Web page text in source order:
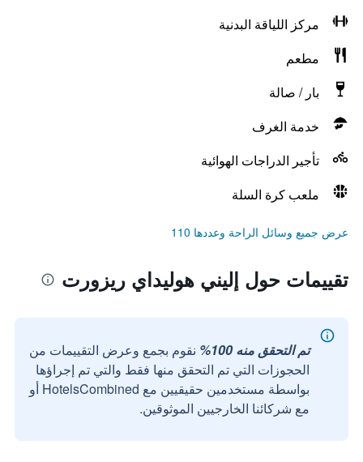
مركز اللياقة البدنية
مطعم
بار / صالة
خدمة الغرف
تأجير الدراجات الهوائية
ملعب كرة السلة
عرض جميع وسائل الراحة وعددها 110
تقييمات حول إليني هوليداي ريزورت
تم التحقق منه 100%
نقوم بجمع وعرض التقييمات من
الحجوزات التي تم التحقق منها فقط والتي تم إجراؤها
بواسطة مستخدمين حقيقيين مع HotelsCombined أو
مع شركائنا الخارجيين الموثوقين.